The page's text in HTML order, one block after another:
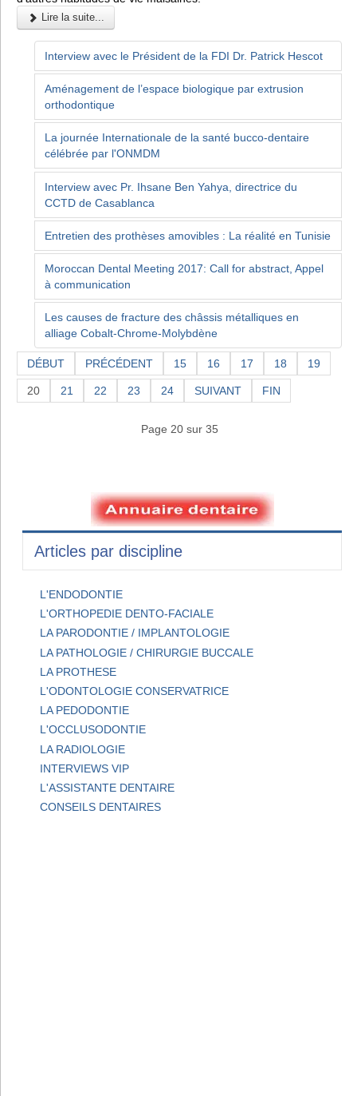
Lire la suite...
Interview avec le Président de la FDI Dr. Patrick Hescot
Aménagement de l’espace biologique par extrusion
orthodontique
La journée Internationale de la santé bucco-dentaire
célébrée par l'ONMDM
Interview avec Pr. Ihsane Ben Yahya, directrice du
CCTD de Casablanca
Entretien des prothèses amovibles : La réalité en Tunisie
Moroccan Dental Meeting 2017: Call for abstract, Appel
à communication
Les causes de fracture des châssis métalliques en
alliage Cobalt-Chrome-Molybdène
DÉBUT PRÉCÉDENT 15 16 17 18 19
20 21 22 23 24 SUIVANT FIN
Page 20 sur 35
Articles par discipline
L'ENDODONTIE
L'ORTHOPEDIE DENTO-FACIALE
LA PARODONTIE / IMPLANTOLOGIE
LA PATHOLOGIE / CHIRURGIE BUCCALE
LA PROTHESE
L'ODONTOLOGIE CONSERVATRICE
LA PEDODONTIE
L'OCCLUSODONTIE
LA RADIOLOGIE
INTERVIEWS VIP
L'ASSISTANTE DENTAIRE
CONSEILS DENTAIRES